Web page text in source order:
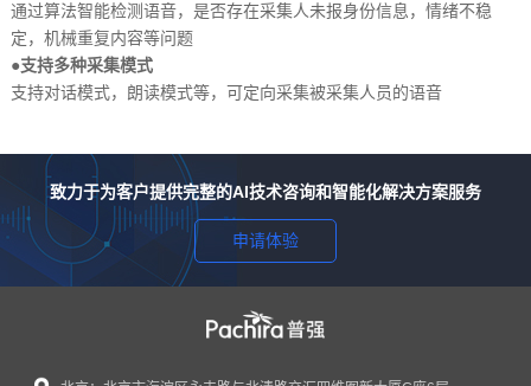
通过算法智能检测语音，是否存在采集人未报身份信息，情绪不稳
定，机械重复内容等问题
●支持多种采集模式
支持对话模式，朗读模式等，可定向采集被采集人员的语音
致力于为客户提供完整的AI技术咨询和智能化解决方案服务
申请体验